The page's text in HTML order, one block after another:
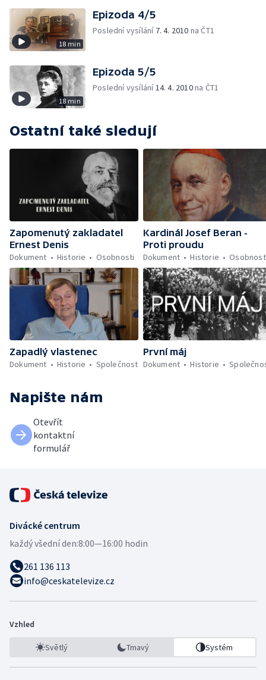
18 min
Epizoda 4/5
Poslední vysílání 7. 4. 2010 na ČT1
18 min
Epizoda 5/5
Poslední vysílání14. 4. 2010na ČT1
Ostatní také sledují
Zapomenutý zakladatel
Ernest Denis
Dokument
Historie Osobnosti
Kardinál Josef Beran -
Proti proudu
Dokument
Historie
Zapadlý vlastenec
Dokument
Historie Společnost
První máj
Dokument
Historie
Napište nám
Otevřít
kontaktní
formulář
Divácké centrum
každý všední den:8:00—16:00 hodin
261 136 113
info@ceskatelevize.cz
Vzhled
Světlý Tmavý Systém